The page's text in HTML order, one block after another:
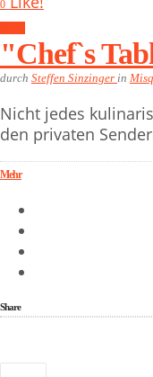
0
"Chef`s
durch Steffen Sinzinger in
Nicht jedes
den privaten
Mehr
Share